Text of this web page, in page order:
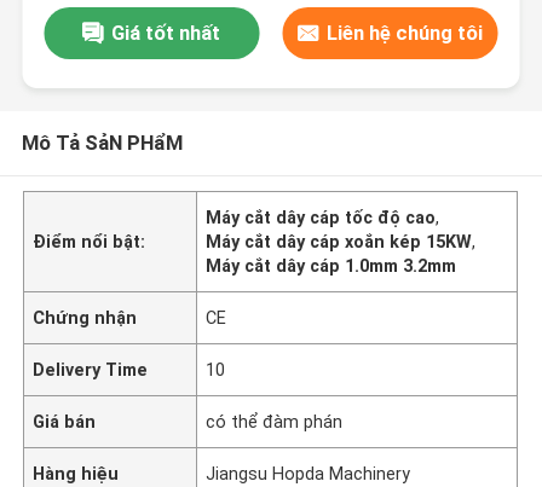
Giá tốt nhất Liên hệ chúng tôi
Mô Tả SảN PHẩM
Điểm nổi bật:
Máy cắt dây cáp tốc độ cao,
Máy cắt dây cáp xoắn kép 15KW,
Máy cắt dây cáp 1.0mm 3.2mm
Chứng nhận CE
Delivery Time 10
Giá bán có thể đàm phán
Hàng hiệu Jiangsu Hopda Machinery